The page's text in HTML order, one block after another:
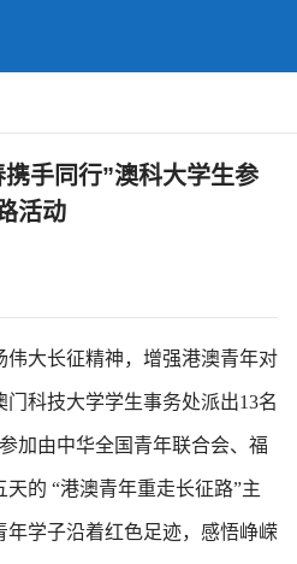
手同行”澳科大学生参
活动
伟大长征精神，增强港澳青年对
科技大学学生事务处派出13名
加由中华全国青年联合会、福
的 “港澳青年重走长征路”主
学子沿着红色足迹，感悟峥嵘